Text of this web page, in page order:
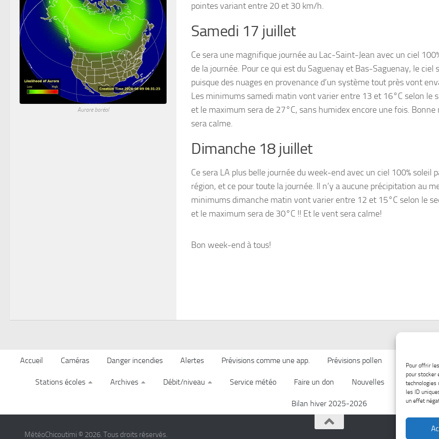
Pour offrir
pour stocker
technologies
les ID
un effet
pointes variant entre 20 et 30 km/h.
Samedi 17 juillet
Ce sera une magnifique journée au Lac-Saint-Jean avec un ciel
de la journée. Pour ce qui est du Saguenay et Bas-Saguenay, le ciel
puisque des nuages en provenance d’un système tout près vont
Les minimums samedi matin vont varier entre 13 et 16°C selon le
et le maximum sera de 27°C, sans humidex encore une fois.
sera calme.
Dimanche 18 juillet
Ce sera LA plus belle journée du week-end avec un ciel 100% soleil
région, et ce pour toute la journée. Il n’y a aucune précipitation au
minimums dimanche matin vont varier entre 12 et 15°C selon le
et le maximum sera de 30°C !! Et le vent sera calme!
Bon week-end à tous!
Aurore boréal
Accueil Caméras Danger incendies Alertes Prévisions comme une app. Prévisions pollen
Stations écoles Archives Débit/niveau Service météo Faire un don Nouvelles Afficher
Bilan hiver 2025-2026
MétéoChicoutimi © 2026. Tous droits réservés.